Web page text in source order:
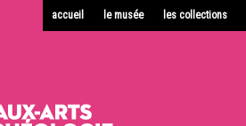
accueil le musée les collections